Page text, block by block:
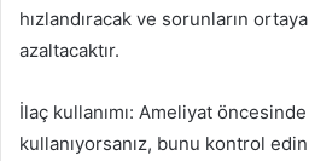
hızlandıracak ve sorunların ortaya
azaltacaktır.
İlaç kullanımı: Ameliyat
kullanıyorsanız, bunu kontrol